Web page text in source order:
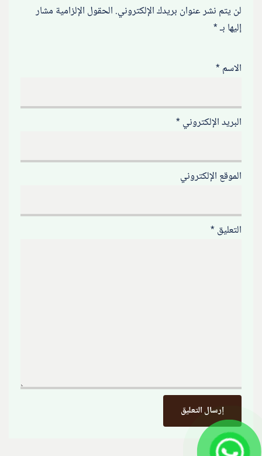
لن يتم نشر عنوان بريدك الإلكتروني. الحقول الإلزامية مشار
إليها بـ*
الاسم*
البريد الإلكتروني*
الموقع الإلكتروني
التعليق*